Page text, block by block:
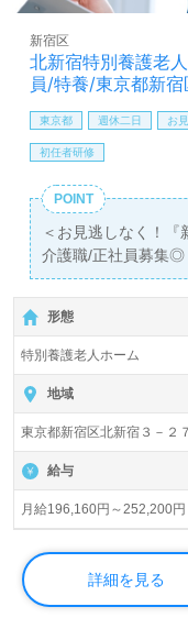
方も大歓迎です！募
す。
【同時募集：あなた
種：介護職 ＊雇用
全国展開！株式会社
躍されたい方、大募
ご希望エリアを担当
細をご案内します。
全国の求人ご紹介！
しは【ウィルオブ介
方も遠慮なく＊
LINE、メール、お
相談可能です。転職
料サービスをご利用
あり！＞"転職支援"
せお待ちしておりま
北新宿特別養護老
員/特養/東京都新宿
新宿区
東京都 週休二日 お
初任者研修
POINT
＜お見逃しなく！
介護職/正社員募集◎
＊初任者研修以上有
分。『東中野駅』徒
入居定員86名（従来
ホーム かしわ苑』
部：東京都新宿区）
護路応身ホーム、通
ーム、居宅介護支援
場所』。行政発！ホ
新宿区で！◎
看護助手や介護職経
職を目指される方
ムでの勤務経験は問
形態
特別養護老人ホーム
地域
東京都新宿区北新宿３－２
給与
月給196,160円～252,200円
詳細を見る